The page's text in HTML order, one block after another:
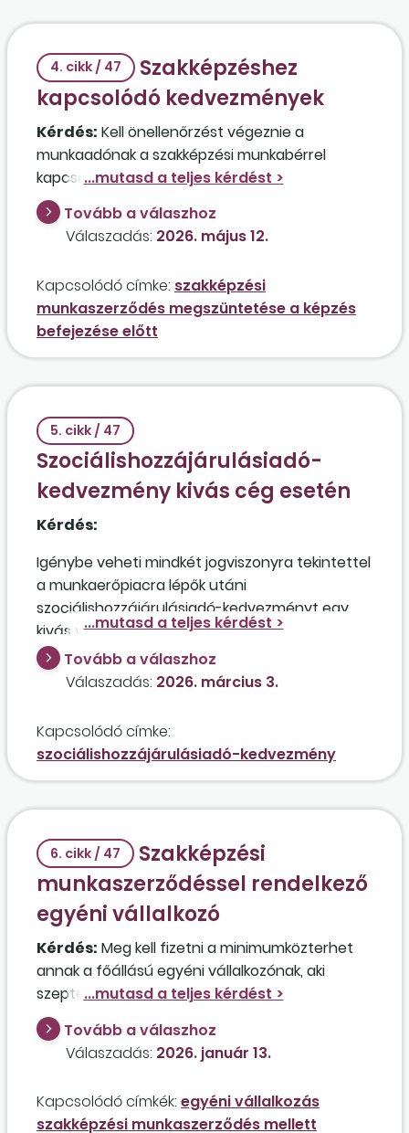
4. cikk / 47
Szakképzéshez
kapcsolódó kedvezmények
Kérdés: Kell önellenőrzést végeznie a
munkaadónak a szakképzési munkabérrel
kapcsolatos adókedvezményekkel
összefüggésben abban az esetben, ha egy
munkavállalóval szakképzési munkaszerződést
létesítettek, megosztva a napi 8 órás
képzést, és megszüntette a jogviszonyát?
Tovább a válaszhoz
Válaszadás: 2026. május 12.
Kapcsolódó címke: szakképzési
munkaszerződés megszüntetése a képzés
befejezése előtt
5. cikk / 47
Szociálishozzájárulásiadó-
kedvezmény kivás cég esetén
Kérdés:
Igénybe veheti mindkét jogviszonyra tekintettel
a munkaerőpiacra lépők utáni
szociálishozzájárulásiadó-kedvezményt egy
kivás vállalkozó, amely több munkavállalójával is
szakképzési munkaszerződést létesített, amely
alapján a jogviszonyok megbontásra kerültek
jogviszonyra és egy heti 20 órás szakképzési
jogviszonyra? Hogyan kell alkalmazni a
kedvezményt, ha az egyik munkavállaló esetén
NAV-tól kapott igazolás alapján 2023. június 12.,
a szakképzési jogviszonya viszont 2024. október
16-án kezdődött?
Tovább a válaszhoz
Válaszadás: 2026. március 3.
Kapcsolódó címke:
szociálishozzájárulásiadó-kedvezmény
6. cikk / 47
Szakképzési
munkaszerződéssel rendelkező
egyéni vállalkozó
Kérdés: Meg kell fizetni a minimumközterhet
annak a főállású egyéni vállalkozónak, aki
szeptemberben esti tagozaton iskolát kezdett,
és a képzés keretein belül szakképzési
munkaszerződés alapján 1131 jogviszonykóddal,
heti 40 munkaórában bejelentették a ’T1041-es
100 ezer forint.
Tovább a válaszhoz
Válaszadás: 2026. január 13.
Kapcsolódó címkék: egyéni vállalkozás
szakképzési munkaszerződés mellett